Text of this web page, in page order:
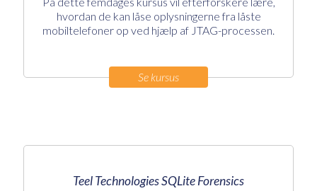
hvordan de kan låse oplysningerne fra låste
mobiltelefoner op ved hjælp af JTAG-processen.
Se kursus
Teel Technologies SQLite Forensics